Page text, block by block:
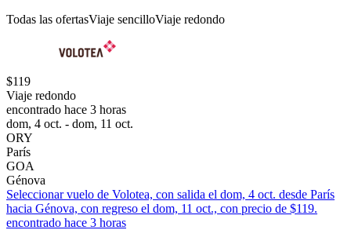
Todas las ofertasViaje sencilloViaje redondo
$119
Viaje redondo
encontrado hace 3 horas
dom, 4 oct. - dom, 11 oct.
ORY
París
GOA
Génova
Seleccionar vuelo de Volotea, con salida el dom, 4 oct. desde París
hacia Génova, con regreso el dom, 11 oct., con precio de $119.
encontrado hace 3 horas